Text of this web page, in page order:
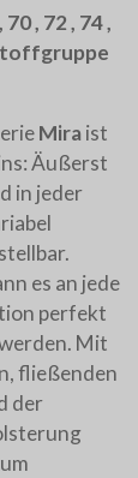
70 , 72 , 74 ,
Miraist
Äußerst
in jeder
es an jede
perfekt
Mit
fließenden
der